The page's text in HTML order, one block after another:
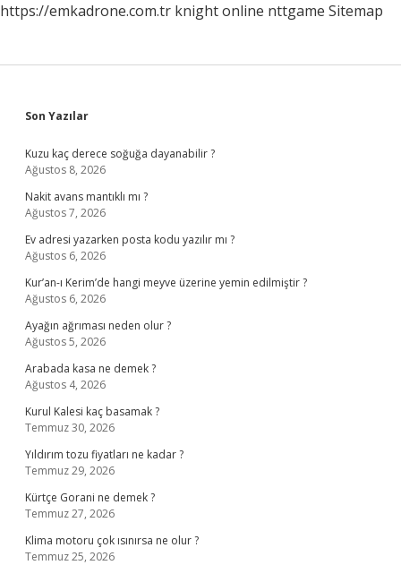
https://emkadrone.com.tr knight online nttgame Sitemap
Sidebar
Son Yazılar
Kuzu kaç derece soğuğa dayanabilir ?
Ağustos 8, 2026
Nakit avans mantıklı mı ?
Ağustos 7, 2026
Ev adresi yazarken posta kodu yazılır mı ?
Ağustos 6, 2026
Kur’an-ı Kerim’de hangi meyve üzerine yemin edilmiştir ?
Ağustos 6, 2026
Ayağın ağrıması neden olur ?
Ağustos 5, 2026
Arabada kasa ne demek ?
Ağustos 4, 2026
Kurul Kalesi kaç basamak ?
Temmuz 30, 2026
Yıldırım tozu fiyatları ne kadar ?
Temmuz 29, 2026
Kürtçe Gorani ne demek ?
Temmuz 27, 2026
Klima motoru çok ısınırsa ne olur ?
Temmuz 25, 2026